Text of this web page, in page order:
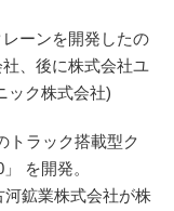
ーンを開発したの
、後に株式会社ユ
ック株式会社)
トラック搭載型ク
を開発。
河鉱業株式会社が株